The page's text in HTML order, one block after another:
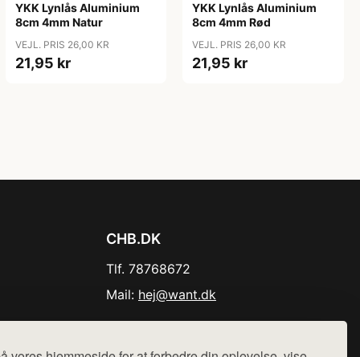
YKK Lynlås Aluminium
8cm 4mm Natur
VEJL. PRIS 26,00 KR
21,95 kr
YKK Lynlås Aluminium
8cm 4mm Rød
VEJL. PRIS 26,00 KR
21,95 kr
CHB.DK
Tlf. 78768672
Mail: hej@want.dk